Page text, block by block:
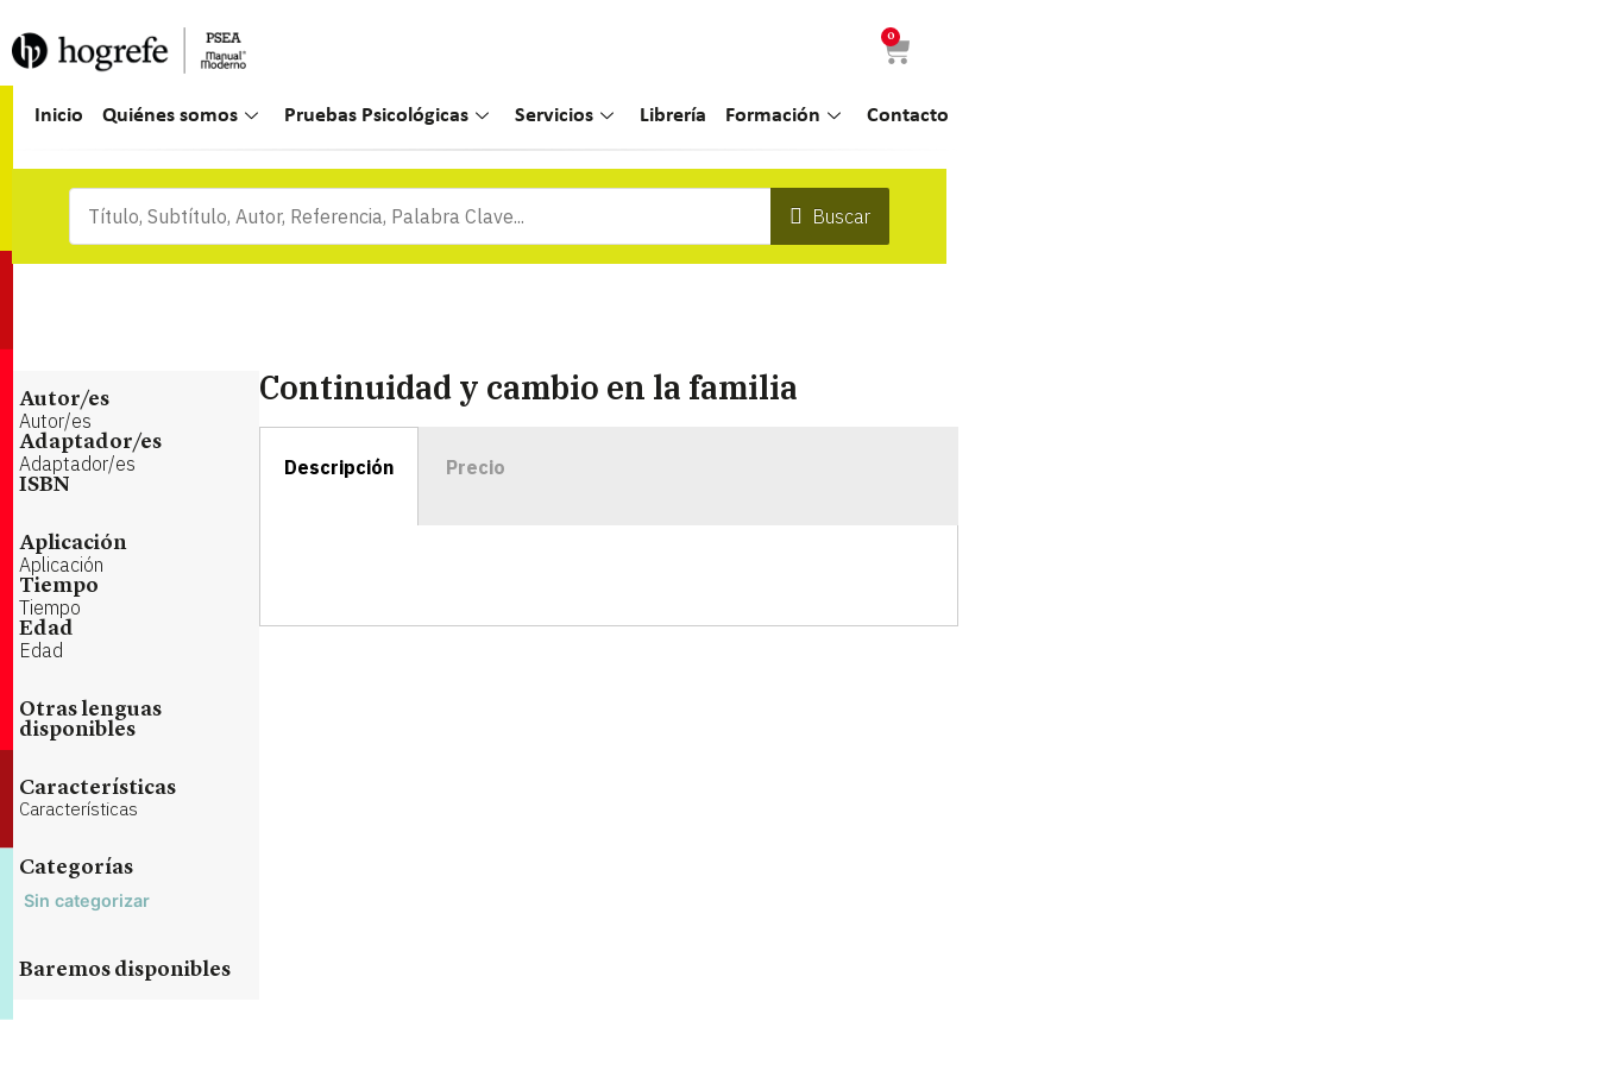
0
Inicio Quiénes somos Pruebas Psicológicas Servicios Librería Formación Contacto
Buscar
Autor/es
Autor/es
Adaptador/es
Adaptador/es
ISBN
Aplicación
Aplicación
Tiempo
Tiempo
Edad
Edad
Otras lenguas
disponibles
Características
Características
Categorías
Sin categorizar
Baremos disponibles
Continuidad y cambio en la familia
Descripción Precio